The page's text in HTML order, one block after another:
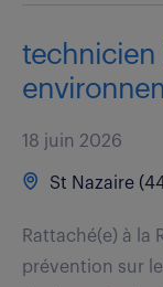
technicien
18 juin 2026
St Nazaire
Rattaché(e) à la
prévention sur